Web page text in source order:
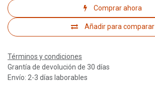
Comprar ahora
Añadir para comparar
Términos y condiciones
Grantía de devolución de 30 días
Envío: 2-3 días laborables